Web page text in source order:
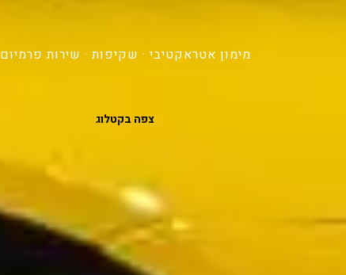
מימון אטראקטיבי · שקיפות · שירות פרמיום
צפה בקטלוג